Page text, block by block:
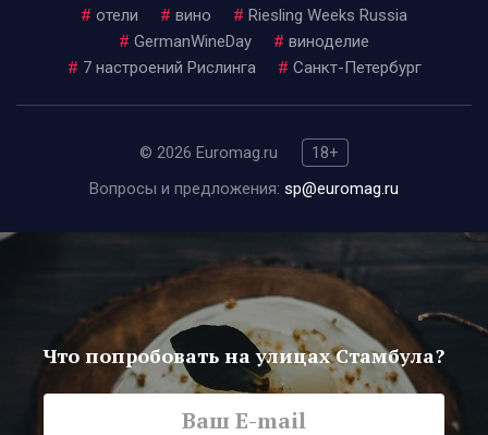
# отели # вино # Riesling Weeks Russia
# GermanWineDay # виноделие
# 7 настроений Рислинга # Санкт-Петербург
© 2026 Euromag.ru
18+
Вопросы и предложения: sp@euromag.ru
Что попробовать на улицах Стамбула?